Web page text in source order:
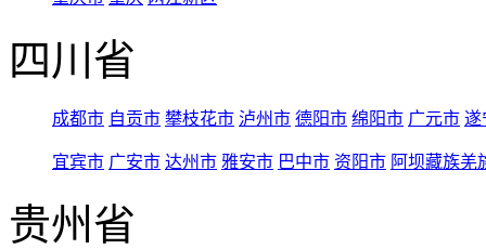
四川省
成都市 自贡市 攀枝花市 泸州市 德阳市 绵阳市 广元市 遂
宜宾市 广安市 达州市 雅安市 巴中市 资阳市 阿坝藏族羌
贵州省